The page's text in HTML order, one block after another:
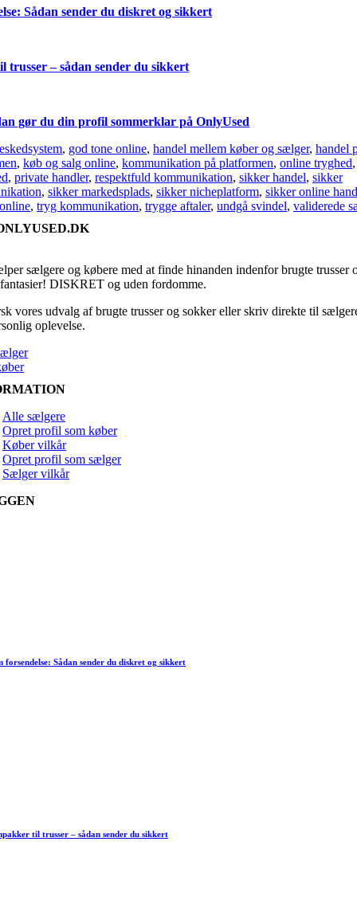
Sådan sender du diskret og sikkert
trusser – sådan sender du sikkert
gør du din profil sommerklar på OnlyUsed
, god tone online, handel mellem køber og sælger, handel
, køb og salg online, kommunikation på platformen, online tryghed,
, private handler, respektfuld kommunikation, sikker handel, sikker
, sikker markedsplads, sikker nicheplatform, sikker online
, tryg kommunikation, trygge aftaler, undgå svindel, validerede
sælgere og købere med at finde hinanden indenfor brugte trusser
DISKRET og uden fordomme.
vores udvalg af brugte trusser og sokker eller skriv direkte til
oplevelse.
Alle sælgere
Opret profil som køber
Køber vilkår
Opret profil som sælger
Sælger vilkår
forsendelse: Sådan sender du diskret og sikkert
til trusser – sådan sender du sikkert